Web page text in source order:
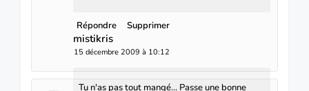
Répondre Supprimer
mistikris
15 décembre 2009 à 10:12
Tu n'as pas tout mangé... Passe une bonne